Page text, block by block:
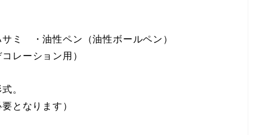
ミ ・油性ペン（油性ボールペン）
レーション用）
。
となります）